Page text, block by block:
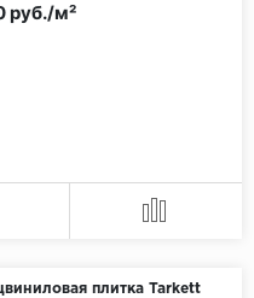
руб./м²
плитка Tarkett